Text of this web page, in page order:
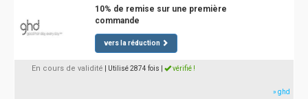
10% de remise sur une première
commande
vers la réduction
En cours de validité | Utilisé 2874 fois vérifié !
» ghd